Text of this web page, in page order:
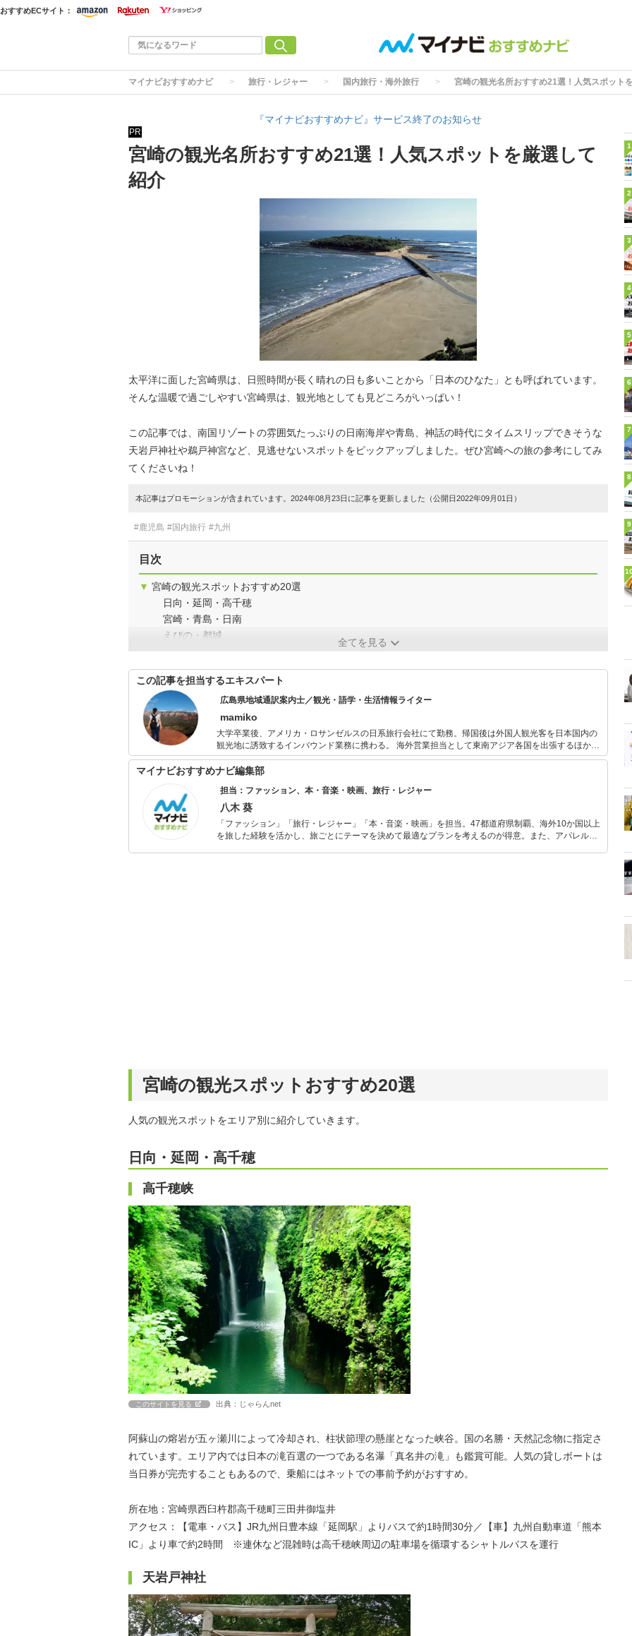
おすすめECサイト：
マイナビおすすめナビ 旅行・レジャー 国内旅行・海外旅行 宮崎の観光名所おすすめ21選！人気スポット
『マイナビおすすめナビ』サービス終了のお知らせ
PR
宮崎の観光名所おすすめ21選！人気スポットを厳選して
紹介
太平洋に面した宮崎県は、日照時間が長く晴れの日も多いことから「日本のひなた」とも呼ばれています。
そんな温暖で過ごしやすい宮崎県は、観光地としても見どころがいっぱい！
この記事では、南国リゾートの雰囲気たっぷりの日南海岸や青島、神話の時代にタイムスリップできそうな
天岩戸神社や鵜戸神宮など、見逃せないスポットをピックアップしました。ぜひ宮崎への旅の参考にしてみ
てくださいね！
本記事はプロモーションが含まれています。2024年08月23日に記事を更新しました（公開日2022年09月01日）
#鹿児島 #国内旅行 #九州
目次
▼ 宮崎の観光スポットおすすめ20選
日向・延岡・高千穂
宮崎・青島・日南
えびの・都城
全てを見る
この記事を担当するエキスパート
広島県地域通訳案内士／観光・語学・生活情報ライター
mamiko
大学卒業後、アメリカ・ロサンゼルスの日系旅行会社にて勤務。帰国後は外国人観光客を日本国内の
観光地に誘致するインバウンド業務に携わる。 海外営業担当として東南アジア各国を出張するほか、
過去にはまとまった休暇を利用して国内・海外問わず一人旅で見聞を広げる。その後出産、夫の転勤
を機にライターとして各地でのライフスタイルや観光情報を発信中。 総合旅行業務取扱管理者、広島
発信すべく、全国通訳案内士の資格取得に向けて勉強中。
マイナビおすすめナビ編集部
担当：ファッション、本・音楽・映画、旅行・レジャー
八木 葵
「ファッション」「旅行・レジャー」「本・音楽・映画」を担当。47都道府県制覇、海外10か国以上
を旅した経験を活かし、旅ごとにテーマを決めて最適なプランを考えるのが得意。また、アパレルシ
宮崎の観光スポットおすすめ20選
人気の観光スポットをエリア別に紹介していきます。
日向・延岡・高千穂
高千穂峡
このサイトを見る 出典：じゃらんnet
阿蘇山の熔岩が五ヶ瀬川によって冷却され、柱状節理の懸崖となった峡谷。国の名勝・天然記念物に指定さ
れています。エリア内では日本の滝百選の一つである名瀑「真名井の滝」も鑑賞可能。人気の貸しボートは
当日券が完売することもあるので、乗船にはネットでの事前予約がおすすめ。
所在地：宮崎県西臼杵郡高千穂町三田井御塩井
アクセス：【電車・バス】JR九州日豊本線「延岡駅」よりバスで約1時間30分／【車】九州自動車道「熊本
IC」より車で約2時間 ※連休など混雑時は高千穂峡周辺の駐車場を循環するシャトルバスを運行
天岩戸神社
1
2
3
4
5
6
7
8
9